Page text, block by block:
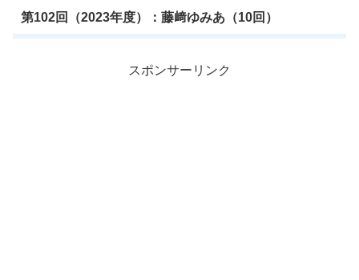
第102回（2023年度）：藤﨑ゆみあ（10回）
スポンサーリンク